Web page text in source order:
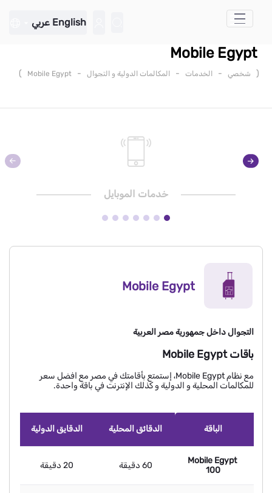
تخطي إلى المحتوى الرئيسي
English عربي
Mobile Egypt
( شخصي - الخدمات - المكالمات الدولية و التجوال -
Mobile Egypt
)
خدمات الموبايل
Mobile Egypt
التجوال داخل جمهورية مصر العربية
باقات Mobile Egypt
مع نظام Mobile Egypt، إستمتع بأقامتك في مصر مع افضل سعر
للمكالمات المحلية و الدولية و كذلك الإنترنت في باقة واحدة.
الباقة الدقائق المحلية الدقايق الدولية
Mobile Egypt
100
60 دقيقة 20 دقيقة